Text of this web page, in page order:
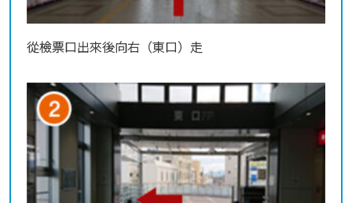
從檢票口出來後向右（東口）走